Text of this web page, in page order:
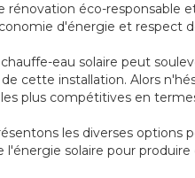
rénovation éco-
d'énergie et respect
eau solaire peut
cette installation. Alors
plus compétitives en
les diverses options
l'énergie solaire pour